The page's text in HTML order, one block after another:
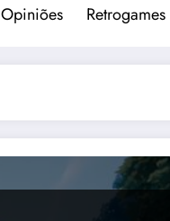
Opiniões Retrogames